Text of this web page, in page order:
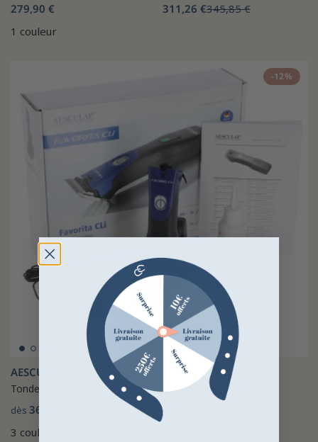
279,90 €
1 couleur
311,26 €345,85 €
-12%
AESCULAP
Tondeuse sur batterie Favorita CLi Aesculap
dès 360,41 €
3 couleurs